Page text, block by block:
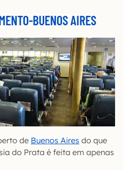
BUENOS AIRES
de Buenos Aires do que
do Prata é feita em apenas